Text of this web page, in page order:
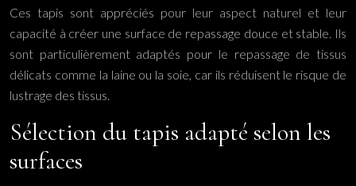
Ces tapis sont appréciés pour leur aspect naturel et leur
capacité à créer une surface de repassage douce et stable. Ils
sont particulièrement adaptés pour le repassage de tissus
délicats comme la laine ou la soie, car ils réduisent le risque de
lustrage des tissus.
Sélection du tapis adapté selon les
surfaces